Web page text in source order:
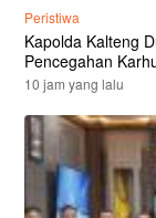
Peristiwa
Kapolda Kalteng
Pencegahan
10 jam yang lalu